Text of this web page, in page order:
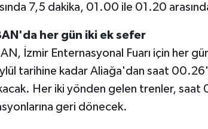
7,5 dakika, 01.00 ile 01.20
her gün iki ek sefer
İzmir Enternasyonal Fuarı için her
tarihine kadar Aliağa'dan saat
Her iki yönden gelen trenler, saat
geri dönecek.